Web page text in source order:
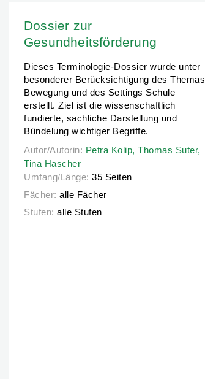
Dossier zur
Gesundheitsförderung
Dieses Terminologie-Dossier wurde unter
besonderer Berücksichtigung des Themas
Bewegung und des Settings Schule
erstellt. Ziel ist die wissenschaftlich
fundierte, sachliche Darstellung und
Bündelung wichtiger Begriffe.
Autor/Autorin: Petra Kolip, Thomas Suter,
Autor/Autorin: Petra Kolip, Thomas Suter,
Tina Hascher
Umfang/Länge: 35 Seiten
Fächer: alle Fächer
Stufen: alle Stufen